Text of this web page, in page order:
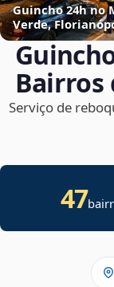
Guincho 24h no
Verde,
Bairros
Serviço de
47